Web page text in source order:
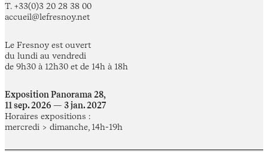
T. +33(0)3 20 28 38 00
accueil@lefresnoy.net
Le Fresnoy est ouvert
du lundi au vendredi
de 9h30 à 12h30 et de 14h à 18h
Exposition Panorama 28,
11 sep. 2026 — 3 jan. 2027
Horaires expositions :
mercredi > dimanche, 14h-19h